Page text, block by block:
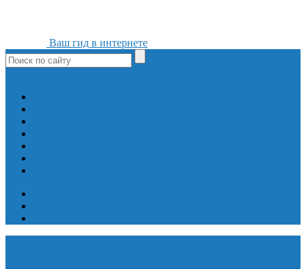
Ваш гид в интернете